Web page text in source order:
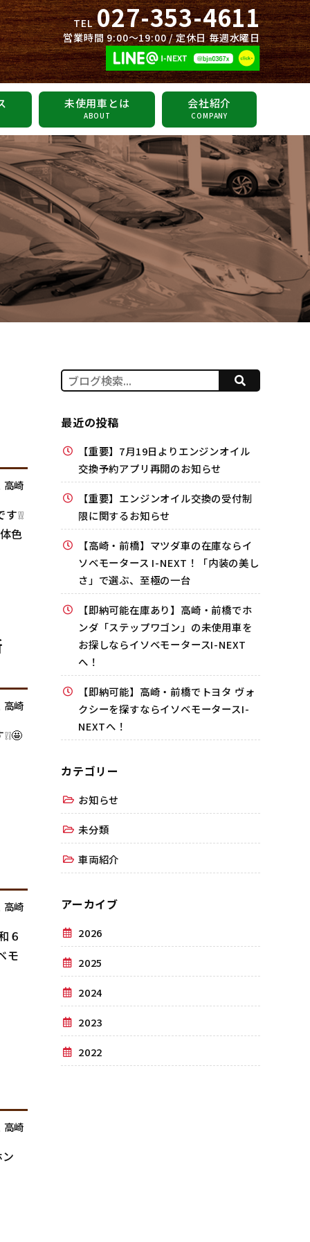
TEL 027-353-4611
営業時間 9:00～19:00 / 定休日 毎週水曜日
未使用車とは
ABOUT
会社紹介
COMPANY
高崎
色
高崎
高崎
６
モ
高崎
最近の投稿
【重要】7月19日よりエンジンオイル
交換予約アプリ再開のお知らせ
【重要】エンジンオイル交換の受付制
限に関するお知らせ
【高崎・前橋】マツダ車の在庫ならイ
ソベモータース I-NEXT！「内装の美し
さ」で選ぶ、至極の一台
【即納可能在庫あり】高崎・前橋でホ
ンダ「ステップワゴン」の未使用車を
お探しならイソベモータースI-NEXT
へ！
【即納可能】高崎・前橋でトヨタ ヴォ
クシーを探すならイソベモータースI-
NEXTへ！
カテゴリー
お知らせ
未分類
車両紹介
アーカイブ
2026
2025
2024
2023
2022